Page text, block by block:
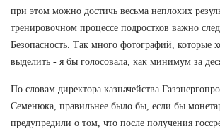
при этом можно достичь весьма неплохих
тренировочном процессе подростков важно
Безопасность. Так много фотографий, которые
выделить - я бы голосовала, как минимум за
По словам директора казначейства
Семенюка, правильнее было бы, если бы
предупредили о том, что после получения